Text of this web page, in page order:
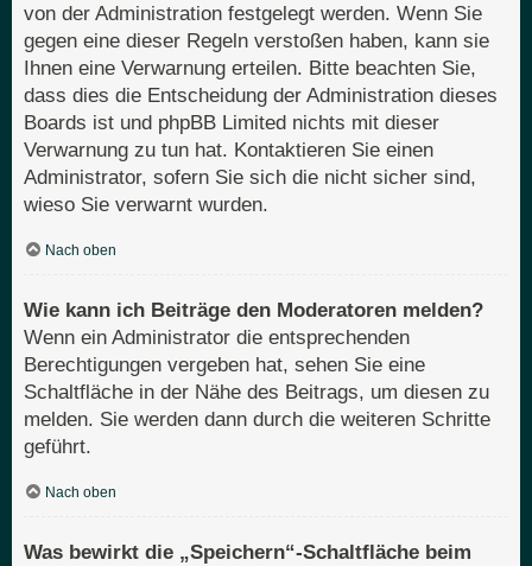
von der Administration festgelegt werden. Wenn Sie
gegen eine dieser Regeln verstoßen haben, kann sie
Ihnen eine Verwarnung erteilen. Bitte beachten Sie,
dass dies die Entscheidung der Administration dieses
Boards ist und phpBB Limited nichts mit dieser
Verwarnung zu tun hat. Kontaktieren Sie einen
Administrator, sofern Sie sich die nicht sicher sind,
wieso Sie verwarnt wurden.
Nach oben
Wie kann ich Beiträge den Moderatoren melden?
Wenn ein Administrator die entsprechenden
Berechtigungen vergeben hat, sehen Sie eine
Schaltfläche in der Nähe des Beitrags, um diesen zu
melden. Sie werden dann durch die weiteren Schritte
geführt.
Nach oben
Was bewirkt die „Speichern“-Schaltfläche beim